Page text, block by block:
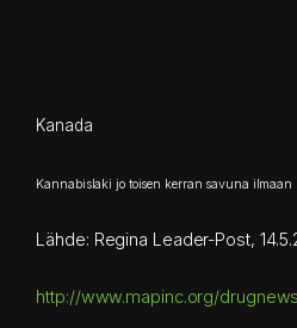
Kanada
Kannabislaki jo toisen kerran savuna ilmaan
Lähde: Regina Leader-Post,
http://www.mapinc.org/